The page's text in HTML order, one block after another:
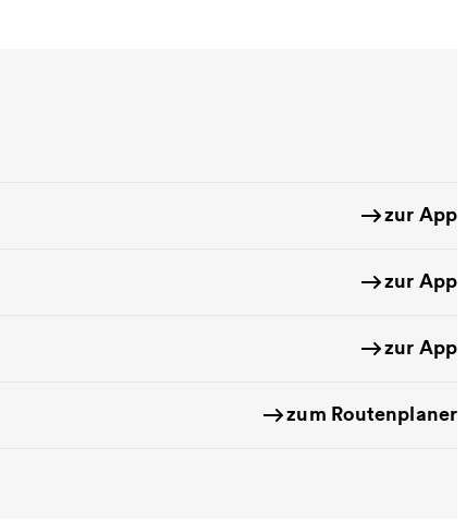
zur App
zur App
zur App
zum Routenplaner